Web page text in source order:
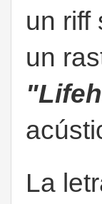
un riff
un
La